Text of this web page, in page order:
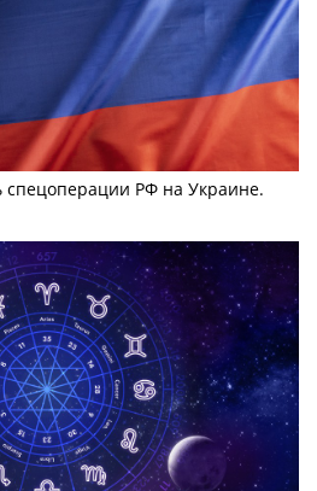
спецоперации РФ на Украине.